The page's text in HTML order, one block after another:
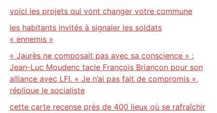
voici les projets qui vont changer votre commune
les habitants invités à signaler les soldats
« ennemis »
« Jaurès ne composait pas avec sa conscience » :
Jean-Luc Moudenc tacle François Briançon pour son
alliance avec LFI. « Je n’ai pas fait de compromis »,
réplique le socialiste
cette carte recense près de 400 lieux où se rafraîchir